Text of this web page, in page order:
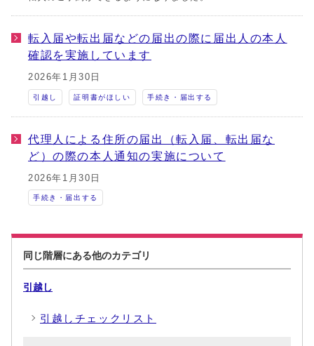
転入届や転出届などの届出の際に届出人の本人
確認を実施しています
2026年1月30日
引越し 証明書がほしい 手続き・届出する
代理人による住所の届出（転入届、転出届な
ど）の際の本人通知の実施について
2026年1月30日
手続き・届出する
同じ階層にある他のカテゴリ
引越し
引越しチェックリスト